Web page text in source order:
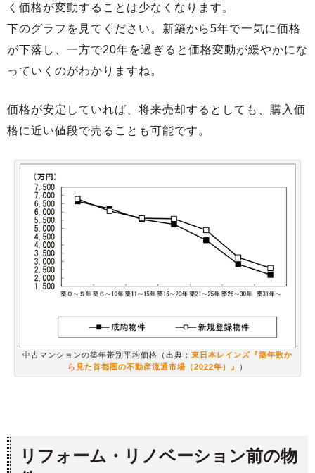
く価格が変動することは少なくなります。
下のグラフを見てください。新築から5年で一気に価格
が下落し、一方で20年を過ぎると価格変動が緩やかにな
っていくのがわかりますね。
価格が安定していれば、将来売却するとしても、購入価
格に近い値段で売ることも可能です。
中古マンションの築年帯別平均価格（出典： 東日本レインズ『築年数か
ら見た首都圏の不動産流通市場（2022年）』
）
リフォーム・リノベーション前の物